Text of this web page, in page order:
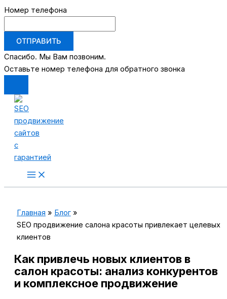
Номер телефона
ОТПРАВИТЬ
Спасибо. Мы Вам позвоним.
Оставьте номер телефона для обратного звонка
Перейти
содержимому
Main
Menu
Главная
Блог
SEO продвижение салона красоты привлекает целевых
клиентов
Как привлечь новых клиентов в
салон красоты: анализ конкурентов
и комплексное продвижение